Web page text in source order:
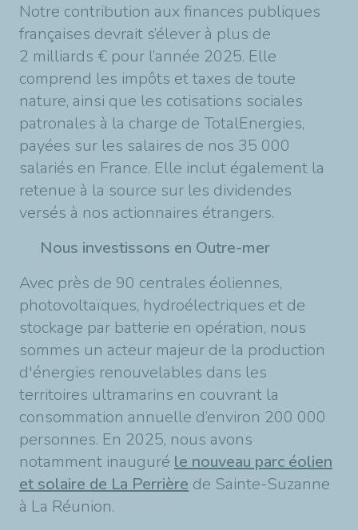
Notre contribution aux finances publiques
françaises devrait s’élever à plus de
2 milliards € pour l’année 2025. Elle
comprend les impôts et taxes de toute
nature, ainsi que les cotisations sociales
patronales à la charge de TotalEnergies,
payées sur les salaires de nos 35 000
salariés en France. Elle inclut également la
retenue à la source sur les dividendes
versés à nos actionnaires étrangers.
Nous investissons en Outre-mer
Avec près de 90 centrales éoliennes,
photovoltaïques, hydroélectriques et de
stockage par batterie en opération, nous
sommes un acteur majeur de la production
d'énergies renouvelables dans les
territoires ultramarins en couvrant la
consommation annuelle d’environ 200 000
personnes. En 2025, nous avons
notamment inauguré le nouveau parc éolien
et solaire de La Perrière de Sainte-Suzanne
à La Réunion.